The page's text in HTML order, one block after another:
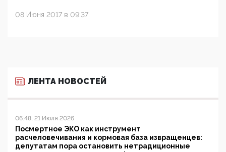
08 Июня 2017 в 09:37
ЛЕНТА НОВОСТЕЙ
06:48, 21 Июля 2026
Посмертное ЭКО как инструмент
расчеловечивания и кормовая база извращенцев:
депутатам пора остановить нетрадиционные